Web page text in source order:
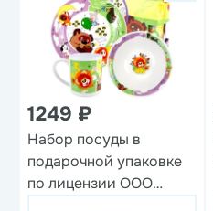
1249 ₽
Набор посуды в
подарочной упаковке
по лицензии ООО